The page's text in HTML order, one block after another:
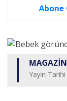
Abone
MAGAZİN
Yayın